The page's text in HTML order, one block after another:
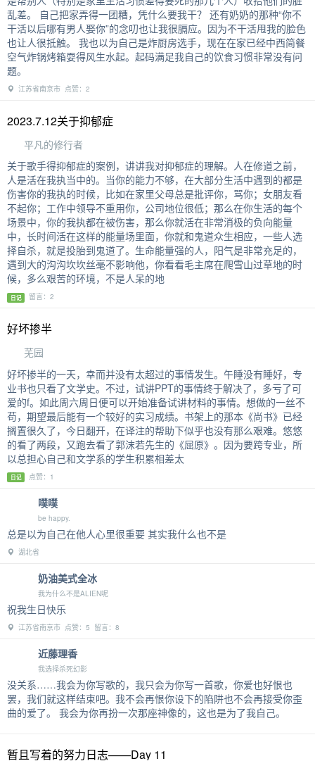
乱差。 自己把家弄得一团糟，凭什么要我干？ 还有奶奶的那种“你不
干活以后哪有男人娶你”的念叨也让我很膈应。因为不干活甩我的脸色
也让人很抵触。 我也以为自己是炸厨房选手，现在在家已经中西简餐
空气炸锅烤箱耍得风生水起。起码满足我自己的饮食习惯非常没有问
题。
江苏省南京市 点赞：2
2023.7.12关于抑郁症
平凡的修行者
关于歌手得抑郁症的案例，讲讲我对抑郁症的理解。人在修道之前，
人是活在我执当中的。当你的能力不够，在大部分生活中遇到的都是
伤害你的我执的时候，比如在家里父母总是批评你，骂你；女朋友看
不起你；工作中领导不重用你，公司地位很低；那么在你生活的每个
场景中，你的我执都在被伤害，那么你就活在非常消极的负向能量
中，长时间活在这样的能量场里面，你就和鬼道众生相应，一些人选
择自杀，就是投胎到鬼道了。生命能量强的人，阳气是非常充足的，
遇到大的沟沟坎坎丝毫不影响他，你看看毛主席在爬雪山过草地的时
候，多么艰苦的环境，不是人呆的地
日记 留言：2
好坏掺半
芜园
好坏掺半的一天，幸而并没有太超过的事情发生。午睡没有睡好，专
业书也只看了文学史。不过，试讲PPT的事情终于解决了，多亏了可
爱的f。如此周六周日便可以开始准备试讲材料的事情。想做的一丝不
苟，期望最后能有一个较好的实习成绩。书架上的那本《尚书》已经
搁置很久了，今日翻开，在译注的帮助下似乎也没有那么艰难。悠悠
的看了两段，又跑去看了郭沫若先生的《屈原》。因为要跨专业，所
以总担心自己和文学系的学生积累相差太
日记 点赞：1
噗噗
be happy.
总是以为自己在他人心里很重要 其实我什么也不是
湖北省
奶油美式全冰
我为什么不是ALIEN呢
祝我生日快乐
江苏省南京市 点赞：5 留言：8
近藤理香
我选择杀死幻影
没关系……我会为你写歌的，我只会为你写一首歌，你爱也好恨也
罢，我们就这样结束吧。我不会再恨你设下的陷阱也不会再接受你歪
曲的爱了。 我会为你再扮一次那座神像的，这也是为了我自己。
暂且写着的努力日志——Day 11